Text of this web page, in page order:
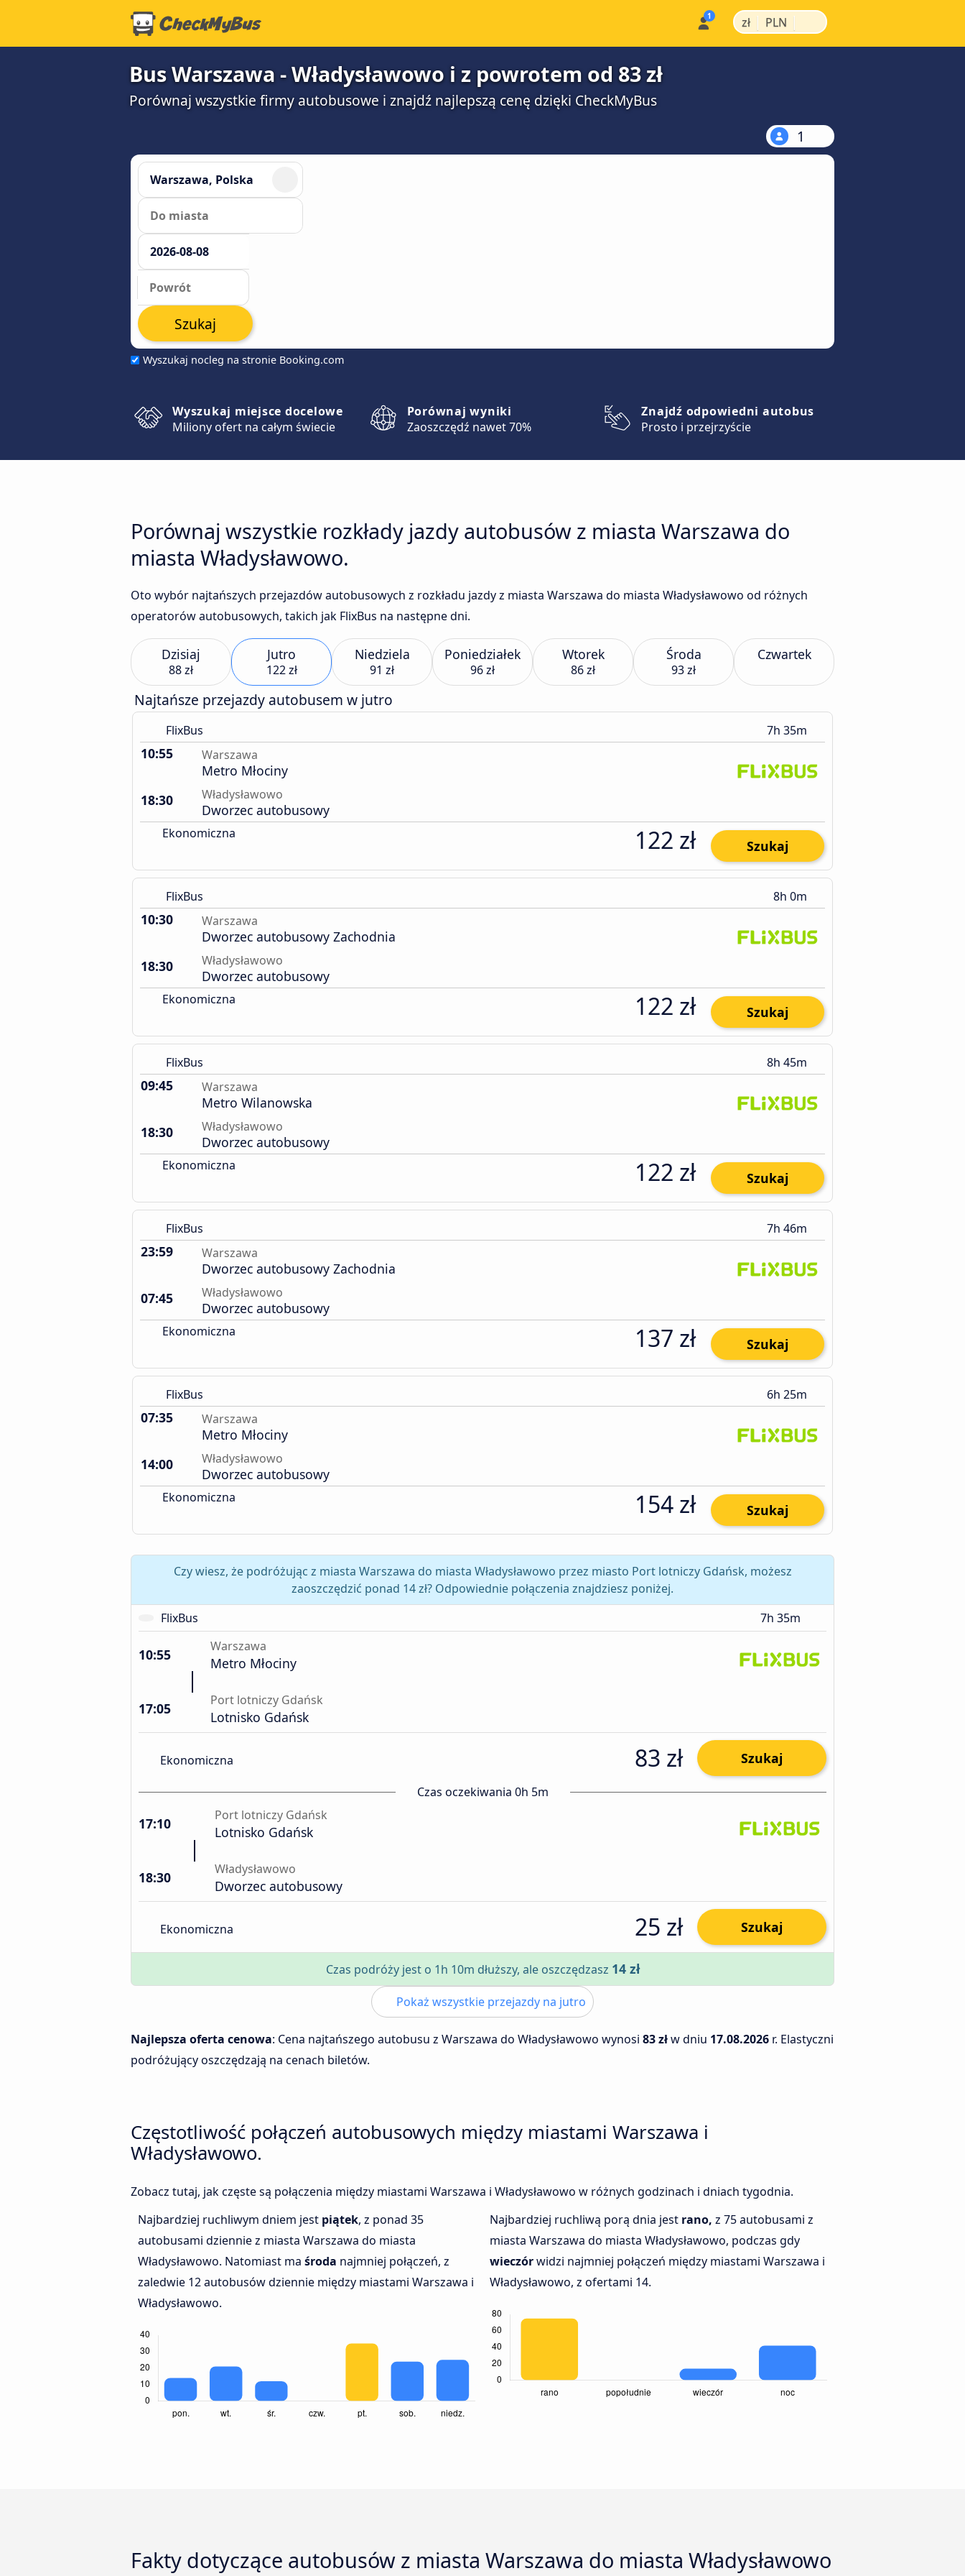
zł | PLN |
Bus Warszawa - Władysławowo i z powrotem od 83 zł
Porównaj wszystkie firmy autobusowe i znajdź najlepszą cenę dzięki CheckMyBus
1
Wyszukaj nocleg na stronie Booking.com
Szukaj
Wyszukaj miejsce docelowe
Miliony ofert na całym świecie
Porównaj wyniki
Zaoszczędź nawet 70%
Znajdź odpowiedni autobus
Prosto i przejrzyście
Porównaj wszystkie rozkłady jazdy autobusów z miasta Warszawa do
miasta Władysławowo.
Oto wybór najtańszych przejazdów autobusowych z rozkładu jazdy z miasta Warszawa do miasta Władysławowo od różnych
operatorów autobusowych, takich jak FlixBus na następne dni.
Dzisiaj
88 zł
Jutro
122 zł
Niedziela
91 zł
Poniedziałek
96 zł
Wtorek
86 zł
Środa
93 zł
Czwartek
Najtańsze przejazdy autobusem w jutro
FlixBus 7h 35m
10:55 Warszawa
Metro Młociny
18:30
Władysławowo
Dworzec autobusowy
Ekonomiczna 122 zł Szukaj
FlixBus 8h 0m
10:30 Warszawa
Dworzec autobusowy Zachodnia
18:30
Władysławowo
Dworzec autobusowy
Ekonomiczna 122 zł Szukaj
FlixBus 8h 45m
09:45 Warszawa
Metro Wilanowska
18:30
Władysławowo
Dworzec autobusowy
Ekonomiczna 122 zł Szukaj
FlixBus 7h 46m
23:59 Warszawa
Dworzec autobusowy Zachodnia
07:45
Władysławowo
Dworzec autobusowy
Ekonomiczna 137 zł Szukaj
FlixBus 6h 25m
07:35 Warszawa
Metro Młociny
14:00
Władysławowo
Dworzec autobusowy
Ekonomiczna 154 zł Szukaj
Czy wiesz, że podróżując z miasta Warszawa do miasta Władysławowo przez miasto Port lotniczy Gdańsk, możesz
zaoszczędzić ponad 14 zł? Odpowiednie połączenia znajdziesz poniżej.
FlixBus
7h 35m
10:55 Warszawa
Metro Młociny
17:05 Port lotniczy Gdańsk
Lotnisko Gdańsk
Ekonomiczna 83 zł Szukaj
Czas oczekiwania 0h 5m
17:10 Port lotniczy Gdańsk
Lotnisko Gdańsk
18:30 Władysławowo
Dworzec autobusowy
Ekonomiczna 25 zł Szukaj
Czas podróży jest o 1h 10m dłuższy, ale oszczędzasz 14 zł
Pokaż wszystkie przejazdy na jutro
Najlepsza oferta cenowa: Cena najtańszego autobusu z Warszawa do Władysławowo wynosi 83 złw dniu 17.08.2026 r. Elastyczni
podróżujący oszczędzają na cenach biletów.
Częstotliwość połączeń autobusowych między miastami Warszawa i
Władysławowo.
Zobacz tutaj, jak częste są połączenia między miastami Warszawa i Władysławowo w różnych godzinach i dniach tygodnia.
Najbardziej ruchliwym dniem jest piątek, z ponad 35
autobusami dziennie z miasta Warszawa do miasta
Władysławowo. Natomiast ma środa najmniej połączeń, z
zaledwie 12 autobusów dziennie między miastami Warszawa i
Władysławowo.
Najbardziej ruchliwą porą dnia jest rano, z 75 autobusami z
miasta Warszawa do miasta Władysławowo, podczas gdy
wieczórwidzi najmniej połączeń między miastami Warszawa i
Władysławowo, z ofertami 14.
Fakty dotyczące autobusów z miasta Warszawa do miasta Władysławowo